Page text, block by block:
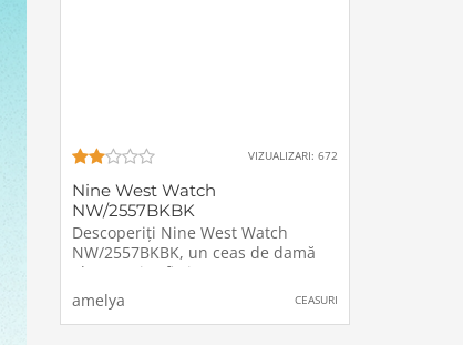
VIZUALIZARI: 672
Nine West Watch
NW/2557BKBK
Descoperiți Nine West Watch
NW/2557BKBK, un ceas de damă
elegant și sofisticat, creat pentru a
adăuga un plus de rafinament
oricărei ținute.Design și
CaracteristiciMaterialul
amelya CEASURI